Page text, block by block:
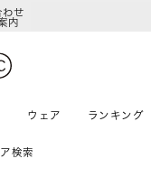
わせ
内
ウェア ランキング
検索